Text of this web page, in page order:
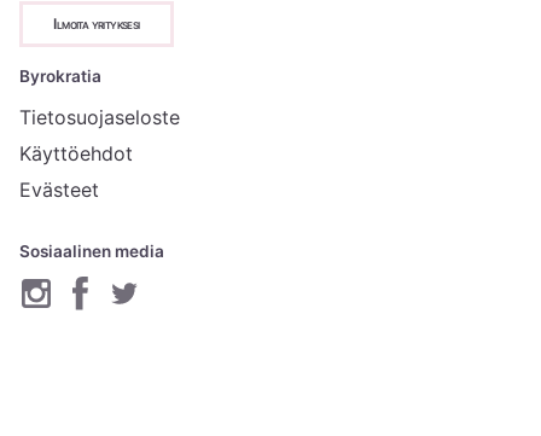
Ilmoita yrityksesi
Byrokratia
Tietosuojaseloste
Käyttöehdot
Evästeet
Sosiaalinen media